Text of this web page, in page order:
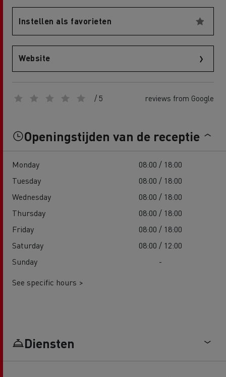
Instellen als favorieten
Website
/ 5 reviews from Google
Openingstijden van de receptie
Monday
08:00 / 18:00
Tuesday
08:00 / 18:00
Wednesday
08:00 / 18:00
Thursday
08:00 / 18:00
Friday
08:00 / 18:00
Saturday
08:00 / 12:00
Sunday
-
See specific hours >
Diensten